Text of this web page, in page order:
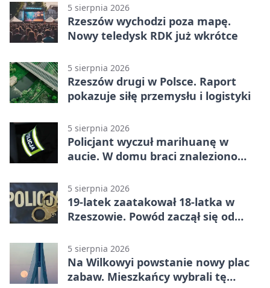
5 sierpnia 2026
Rzeszów wychodzi poza mapę.
Nowy teledysk RDK już wkrótce
5 sierpnia 2026
Rzeszów drugi w Polsce. Raport
pokazuje siłę przemysłu i logistyki
5 sierpnia 2026
Policjant wyczuł marihuanę w
aucie. W domu braci znaleziono
5 sierpnia 2026
19-latek zaatakował 18-latka w
Rzeszowie. Powód zaczął się od
5 sierpnia 2026
Na Wilkowyi powstanie nowy plac
zabaw. Mieszkańcy wybrali tę